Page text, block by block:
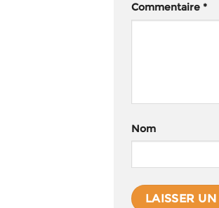
Commentaire *
Nom